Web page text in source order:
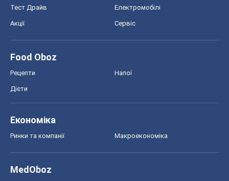
Тест Драйв Електромобілі
Акції Сервіс
Food Oboz
Рецепти Напої
Дієти
Економіка
Ринки та компанії Макроекономіка
MedOboz